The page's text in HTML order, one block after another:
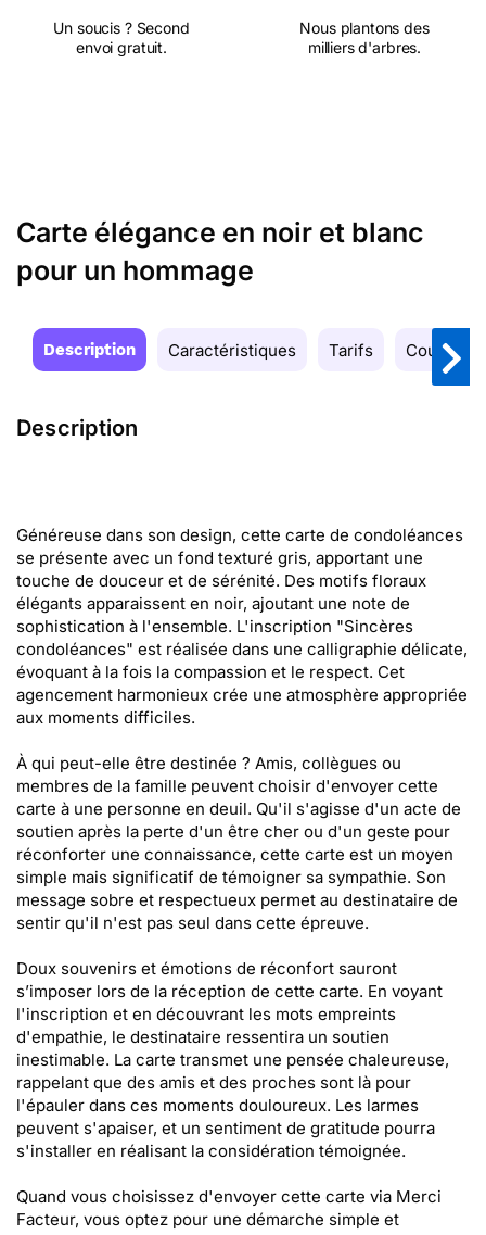
Un soucis ? Second
envoi gratuit.
Nous plantons des
milliers d'arbres.
Carte élégance en noir et blanc
pour un hommage
Description Caractéristiques Tarifs Couleurs
Description
Généreuse dans son design, cette carte de condoléances
se présente avec un fond texturé gris, apportant une
touche de douceur et de sérénité. Des motifs floraux
élégants apparaissent en noir, ajoutant une note de
sophistication à l'ensemble. L'inscription "Sincères
condoléances" est réalisée dans une calligraphie délicate,
évoquant à la fois la compassion et le respect. Cet
agencement harmonieux crée une atmosphère appropriée
aux moments difficiles.
À qui peut-elle être destinée ? Amis, collègues ou
membres de la famille peuvent choisir d'envoyer cette
carte à une personne en deuil. Qu'il s'agisse d'un acte de
soutien après la perte d'un être cher ou d'un geste pour
réconforter une connaissance, cette carte est un moyen
simple mais significatif de témoigner sa sympathie. Son
message sobre et respectueux permet au destinataire de
sentir qu'il n'est pas seul dans cette épreuve.
Doux souvenirs et émotions de réconfort sauront
s’imposer lors de la réception de cette carte. En voyant
l'inscription et en découvrant les mots empreints
d'empathie, le destinataire ressentira un soutien
inestimable. La carte transmet une pensée chaleureuse,
rappelant que des amis et des proches sont là pour
l'épauler dans ces moments douloureux. Les larmes
peuvent s'apaiser, et un sentiment de gratitude pourra
s'installer en réalisant la considération témoignée.
Quand vous choisissez d'envoyer cette carte via Merci
Facteur, vous optez pour une démarche simple et